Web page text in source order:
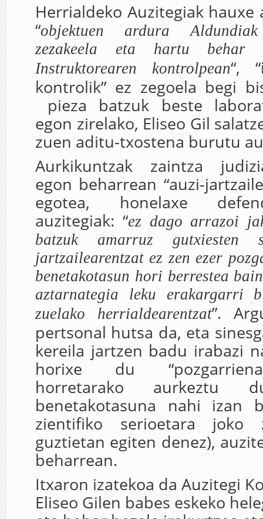
Herrialdeko Auzitegiak
“objektuen ardura
zezakeela eta hartu behar
Instruktorearen kontrolpean“,
kontrolik” ez zegoela begi
pieza batzuk beste
egon zirelako, Eliseo Gil
zuen aditu-txostena burutu
Aurkikuntzak zaintza
egon beharrean “auzi-
egotea, honelaxe
auzitegiak: “ez dago arrazoi
batzuk amarruz gutxiesten
jartzailearentzat ez zen ezer
benetakotasun hori berrestea
aztarnategia leku erakargarri
zuelako herrialdearentzat”.
pertsonal hutsa da, eta
kereila jartzen badu irabazi
horixe du
horretarako aurkeztu
benetakotasuna nahi izan
zientifiko serioetara joko
guztietan egiten denez),
beharrean.
Itxaron izatekoa da Auzitegi
Eliseo Gilen babes eskeko